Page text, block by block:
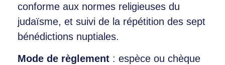
conforme aux normes religieuses du
judaïsme, et suivi de la répétition des sept
bénédictions nuptiales.
Mode de règlement : espèce ou chèque